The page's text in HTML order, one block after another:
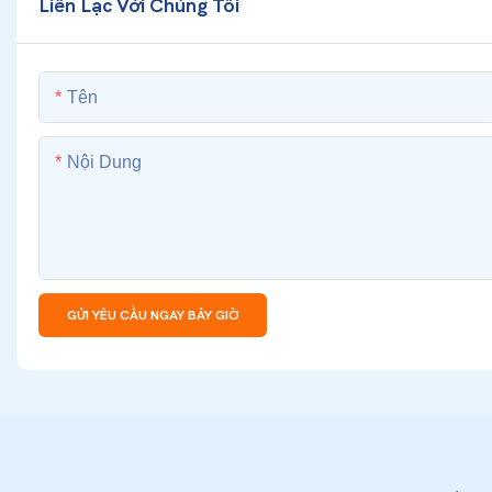
Liên Lạc Với Chúng Tôi
Tên
Nội Dung
GỬI YÊU CẦU NGAY BÂY GIỜ